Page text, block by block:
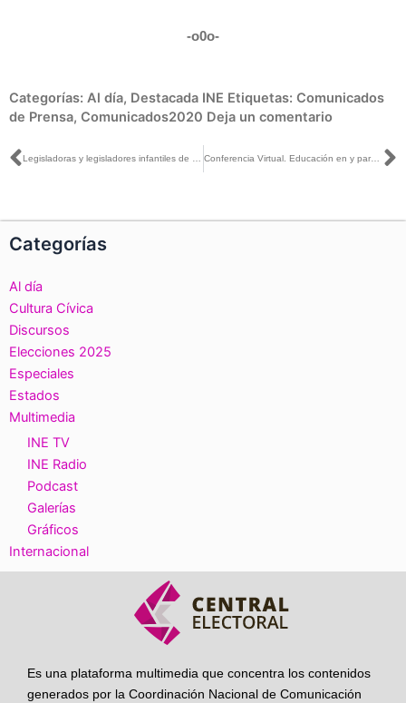
-o0o-
Categorías: Al día, Destacada INE Etiquetas: Comunicados
de Prensa, Comunicados2020 Deja un comentario
Ant Conferencia Virtual. Educación en y para la democracia en la mesa redonda “Diálogo sobre la educación del futuro”
Categorías
Al día
Cultura Cívica
Discursos
Elecciones 2025
Especiales
Estados
Multimedia
INE TV
INE Radio
Podcast
Galerías
Gráficos
Internacional
Es una plataforma multimedia que concentra los contenidos
generados por la Coordinación Nacional de Comunicación